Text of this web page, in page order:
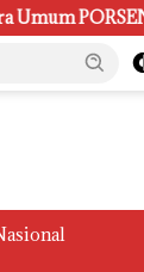
dan Ukir